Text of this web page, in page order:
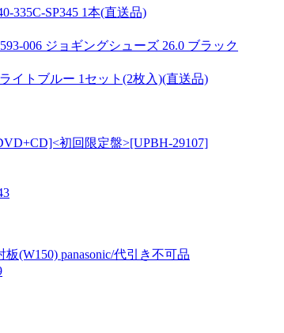
335C-SP345 1本(直送品)
006 ジョギングシューズ 26.0 ブラック
イトブルー 1セット(2枚入)(直送品)
初回限定盤>[UPBH-29107]
(W150) panasonic/代引き不可品